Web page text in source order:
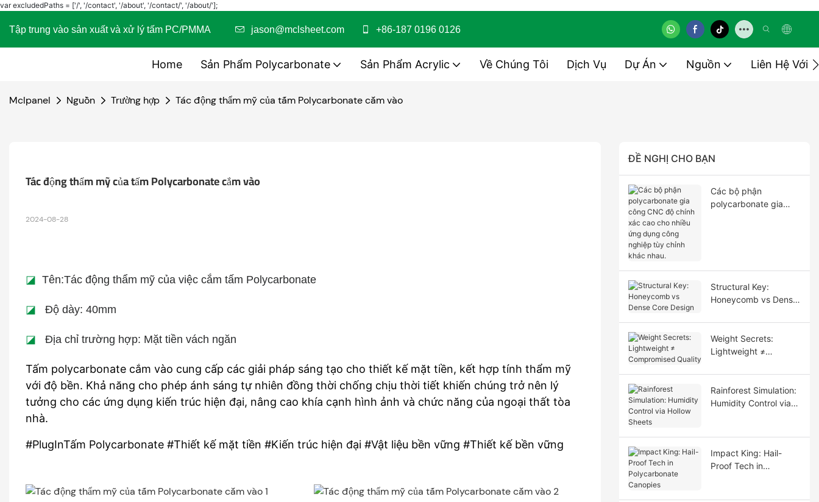
var excludedPaths = ['/', '/contact', '/about', '/contact/', '/about/'];
Tập trung vào sản xuất và xử lý tấm PC/PMMA jason@mclsheet.com +86-187 0196 0126
Home Sản Phẩm Polycarbonate Sản Phẩm Acrylic Về Chúng Tôi Dịch Vụ Dự Án Nguồn Liên Hệ Với
Mclpanel Nguồn Trường hợp Tác động thẩm mỹ của tấm Polycarbonate cắm vào
Tác động thẩm mỹ của tấm Polycarbonate cắm vào
2024-08-28
◪ Tên:Tác động thẩm mỹ của việc cắm tấm Polycarbonate
◪ Độ dày: 40mm
◪ Địa chỉ trường hợp: Mặt tiền vách ngăn
Tấm polycarbonate cắm vào cung cấp các giải pháp sáng tạo cho thiết kế mặt tiền, kết hợp tính thẩm mỹ
với độ bền. Khả năng cho phép ánh sáng tự nhiên đồng thời chống chịu thời tiết khiến chúng trở nên lý
tưởng cho các ứng dụng kiến ​​trúc hiện đại, nâng cao khía cạnh hình ảnh và chức năng của ngoại thất tòa
nhà.
#PlugInTấm Polycarbonate #Thiết kế mặt tiền #Kiến trúc hiện đại #Vật liệu bền vững #Thiết kế bền vững
ĐỀ NGHỊ CHO BẠN
Các bộ phận
polycarbonate gia
Structural Key:
Honeycomb vs Dense
Weight Secrets:
Lightweight ≠
Rainforest Simulation:
Humidity Control via
Impact King: Hail-
Proof Tech in